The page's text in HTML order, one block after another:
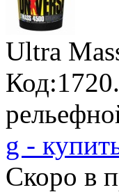
Ultra
Код:1720.
g -
Скоро в